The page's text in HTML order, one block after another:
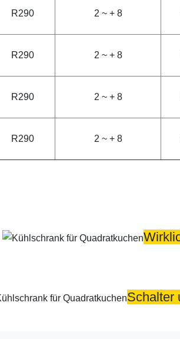
R290 2 ~ + 8
R290 2 ~ + 8
R290 2 ~ + 8
R290 2 ~ + 8
Schalter